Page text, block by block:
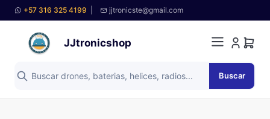
+57 316 325 4199 jjtronicste@gmail.com
JJtronicshop
Buscar